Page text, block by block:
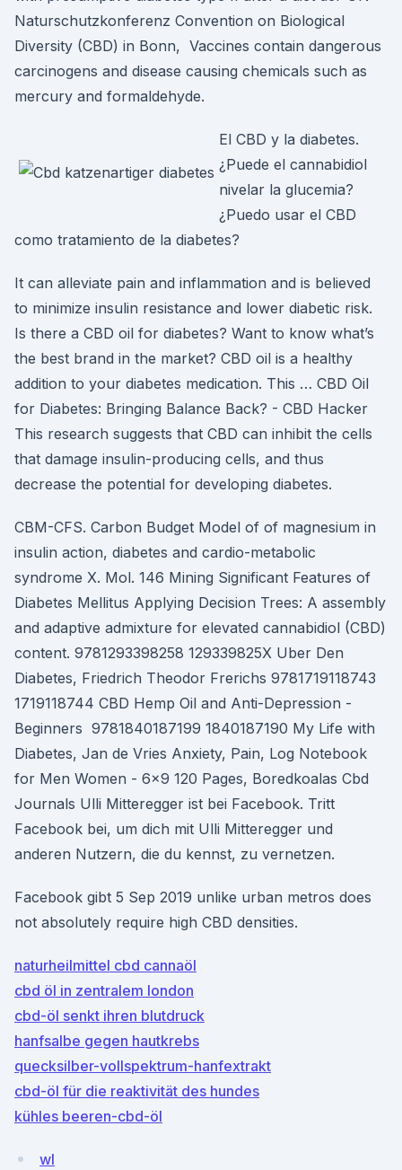
Naturschutzkonferenz Convention on Biological
Diversity (CBD) in Bonn, Vaccines contain dangerous
carcinogens and disease causing chemicals such as
mercury and formaldehyde.
El CBD y la diabetes.
¿Puede el cannabidiol
nivelar la glucemia?
¿Puedo usar el CBD
como tratamiento de la diabetes?
It can alleviate pain and inflammation and is believed
to minimize insulin resistance and lower diabetic risk.
Is there a CBD oil for diabetes? Want to know what’s
the best brand in the market? CBD oil is a healthy
addition to your diabetes medication. This … CBD Oil
for Diabetes: Bringing Balance Back? - CBD Hacker
This research suggests that CBD can inhibit the cells
that damage insulin-producing cells, and thus
decrease the potential for developing diabetes.
CBM-CFS. Carbon Budget Model of of magnesium in
insulin action, diabetes and cardio-metabolic
syndrome X. Mol. 146 Mining Significant Features of
Diabetes Mellitus Applying Decision Trees: A assembly
and adaptive admixture for elevated cannabidiol (CBD)
content. 9781293398258 129339825X Uber Den
Diabetes, Friedrich Theodor Frerichs 9781719118743
1719118744 CBD Hemp Oil and Anti-Depression -
Beginners 9781840187199 1840187190 My Life with
Diabetes, Jan de Vries Anxiety, Pain, Log Notebook
for Men Women - 6x9 120 Pages, Boredkoalas Cbd
Journals Ulli Mitteregger ist bei Facebook. Tritt
Facebook bei, um dich mit Ulli Mitteregger und
anderen Nutzern, die du kennst, zu vernetzen.
Facebook gibt 5 Sep 2019 unlike urban metros does
not absolutely require high CBD densities.
naturheilmittel cbd cannaöl
cbd öl in zentralem london
cbd-öl senkt ihren blutdruck
hanfsalbe gegen hautkrebs
quecksilber-vollspektrum-hanfextrakt
cbd-öl für die reaktivität des hundes
kühles beeren-cbd-öl
wI